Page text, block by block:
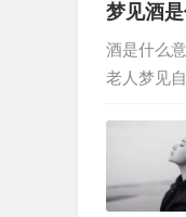
梦见酒
酒是什么
老人梦见
杯酒，夫